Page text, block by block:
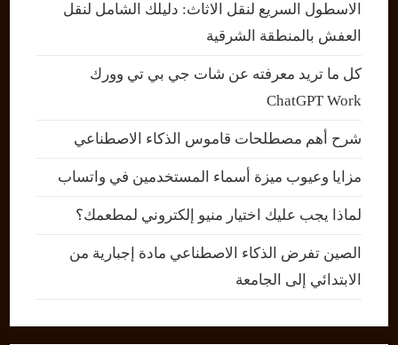
الاسطول السريع لنقل الاثاث: دليلك الشامل لنقل
العفش بالمنطقة الشرقية
كل ما تريد معرفته عن شات جي بي تي وورك
ChatGPT Work
شرح أهم مصطلحات قاموس الذكاء الاصطناعي
مزايا وعيوب ميزة أسماء المستخدمين في واتساب
لماذا يجب عليك اختيار منيو إلكتروني لمطعمك؟
الصين تفرض الذكاء الاصطناعي مادة إجبارية من
الابتدائي إلى الجامعة